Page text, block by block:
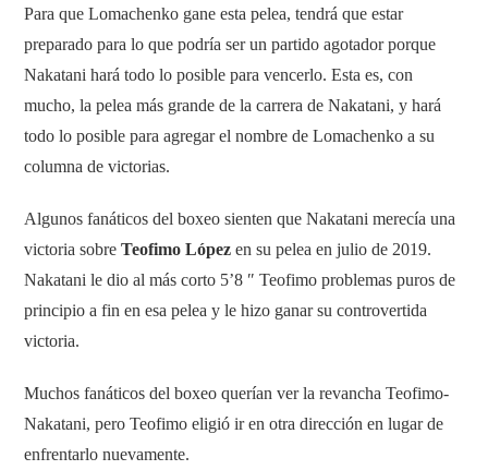
Para que Lomachenko gane esta pelea, tendrá que estar
preparado para lo que podría ser un partido agotador porque
Nakatani hará todo lo posible para vencerlo. Esta es, con
mucho, la pelea más grande de la carrera de Nakatani, y hará
todo lo posible para agregar el nombre de Lomachenko a su
columna de victorias.
Algunos fanáticos del boxeo sienten que Nakatani merecía una
victoria sobreTeofimo López en su pelea en julio de 2019.
Nakatani le dio al más corto 5’8 ″ Teofimo problemas puros de
principio a fin en esa pelea y le hizo ganar su controvertida
victoria.
Muchos fanáticos del boxeo querían ver la revancha Teofimo-
Nakatani, pero Teofimo eligió ir en otra dirección en lugar de
enfrentarlo nuevamente.